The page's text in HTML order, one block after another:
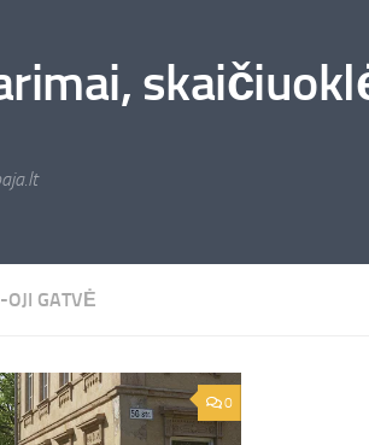
OJI GATVĖ
0